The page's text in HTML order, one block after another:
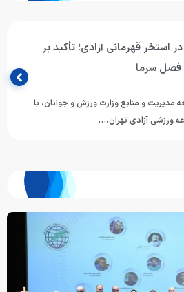
قهرمانی آزادی؛ تأکید بر
فصل سرما
و منابع وزارت ورزش و جوانان، با
ورزشی آزادی تهران،…